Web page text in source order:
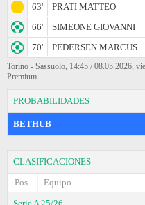
63'
PRATI MATTEO
66'
SIMEONE GIOVANNI
70'
PEDERSEN MARCUS
Torino - Sassuolo, 14:45 / 08.05.2026,
Premium
PROBABILIDADES
BETHUB
CLASIFICACIONES
Pos.
Equipo